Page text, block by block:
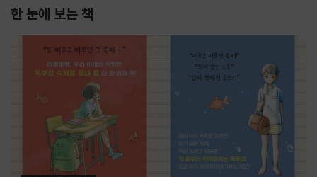
한 눈에 보는 책